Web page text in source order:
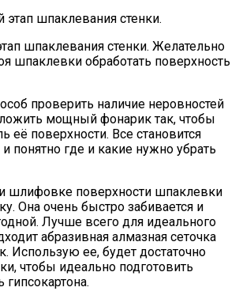
шпаклевания стенки. Желательно
шпаклевки обработать поверхность
проверить наличие неровностей
мощный фонарик так, чтобы
её поверхности. Все становится
понятно где и какие нужно убрать
шлифовке поверхности шпаклевки
Она очень быстро забивается и
Лучше всего для идеального
абразивная алмазная сеточка
ее, будет достаточно
чтобы идеально подготовить